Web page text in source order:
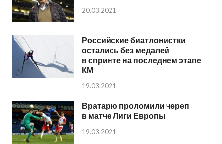
20.03.2021
Российские биатлонистки
остались без медалей
в спринте на последнем этапе
КМ
19.03.2021
Вратарю проломили череп
в матче Лиги Европы
19.03.2021